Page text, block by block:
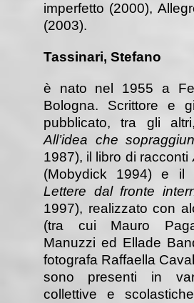
imperfetto (2000),
(2003).
Tassinari, Stefano
è nato nel 1955 a
Bologna. Scrittore e
pubblicato, tra gli
All’idea che
1987), il libro di racconti
(Mobydick 1994) e il
Lettere dal fronte
1997), realizzato con
(tra cui Mauro
Manuzzi ed Ellade
fotografa Raffaella
sono presenti in
collettive e